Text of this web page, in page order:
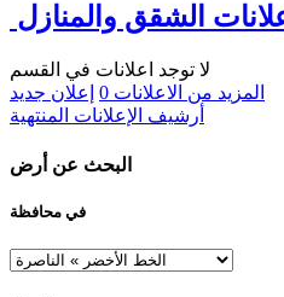
الشقق والمنازل
لا توجد اعلانات في القسم
المزيد من الاعلانات 0 إعلان جديد
أرشيف الإعلانات المنتهية
البحث عن أرض
في محافظة